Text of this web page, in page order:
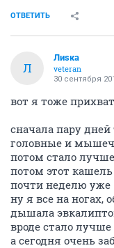
ОТВЕТИТЬ
Л
Лиsка
veteran
30 сентября
вот я тоже
сначала пару дней
головные и
потом стало
потом этот
почти неделю уже
ну я все на ногах,
дышала
вроде стало лучше
а сегодня очень